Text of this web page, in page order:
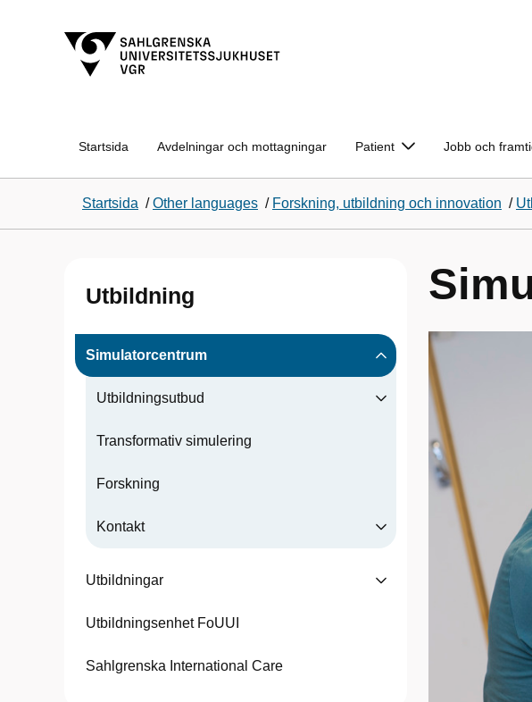
Startsida Avdelningar och mottagningar Patient Jobb och
Startsida /Other languages / Forskning, utbildning och innovation /
Utbildning
Simulatorcentrum
Utbildningsutbud
Transformativ simulering
Forskning
Kontakt
Utbildningar
Utbildningsenhet FoUUI
Sahlgrenska International Care